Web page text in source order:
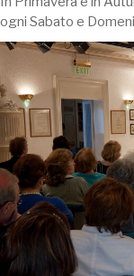
ogni Sabato e